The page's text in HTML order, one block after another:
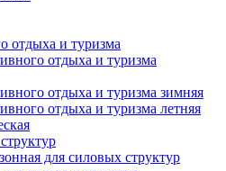
отдыха и туризма
отдыха и туризма
отдыха и туризма зимняя
отдыха и туризма летняя
для силовых структур